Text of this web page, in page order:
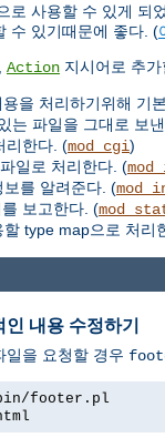
로 사용할 수 있게 되
수 있기때문에 좋다. (
Action 지시어로 추
을 처리하기위해 기
는 파일을 그대로 보
리한다. (mod_cgi)
일로 처리한다. (
를 알려준다. (
보고한다. (
할 type map으로 처리
내용 수정하기
일을 요청할 경우
footer.pl